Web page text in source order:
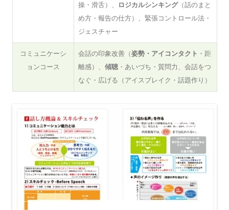
操・滑舌）、
ロジカルシンキング（話のまと
め方・報告の仕方）、緊張コントロール法・
ジェスチャー
コミュニケーシ
ョンコース
会話の印象改善（姿勢・アイコンタクト ・距
離感）、 傾聴 ・あいづち・質問力、会話をつ
なぐ・広げる（アイスブレイク・話題作り）